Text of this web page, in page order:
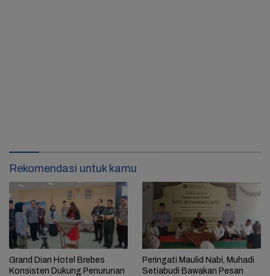
Rekomendasi untuk kamu
Grand Dian Hotel Brebes
Konsisten Dukung Penurunan
Peringati Maulid Nabi, Muhadi
Setiabudi Bawakan Pesan